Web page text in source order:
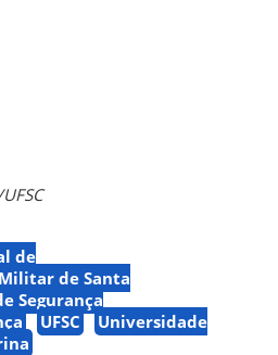
de
de Santa
Segurança
UFSC
Universidade